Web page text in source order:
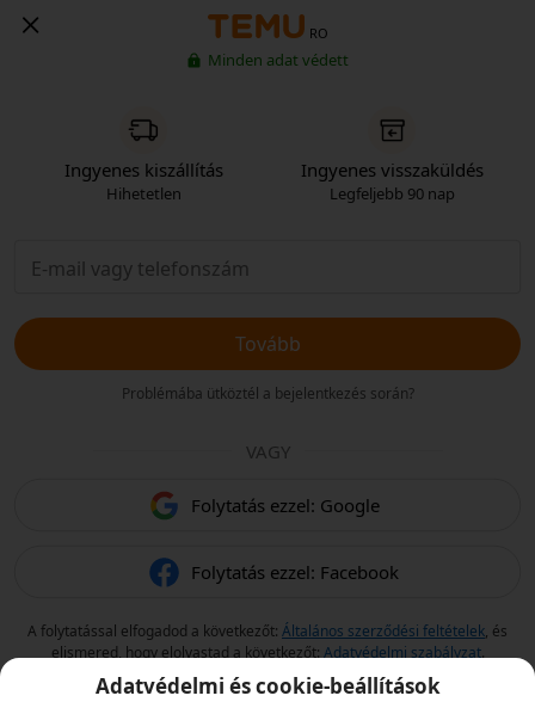
RO
Minden adat védett
Ingyenes kiszállítás
Hihetetlen
Ingyenes visszaküldés
Legfeljebb 90 nap
Tovább
Problémába ütköztél a bejelentkezés során?
VAGY
Folytatás ezzel: Google
Folytatás ezzel: Facebook
A folytatással elfogadod a következőt: Általános szerződési feltételek, és
elismered, hogy elolvastad a következőt: Adatvédelmi szabályzat.
Adatvédelmi és cookie-beállítások